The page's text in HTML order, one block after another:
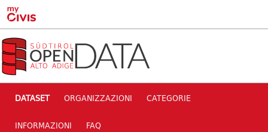
Skip to main content
DATASET ORGANIZZAZIONI CATEGORIE
INFORMAZIONI FAQ